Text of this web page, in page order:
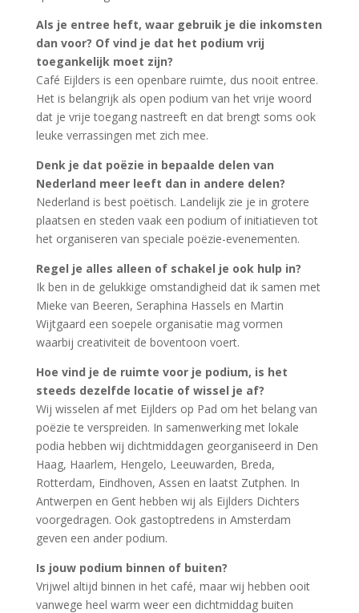
Als je entree heft, waar gebruik je die inkomsten
dan voor? Of vind je dat het podium vrij
toegankelijk moet zijn?
Café Eijlders is een openbare ruimte, dus nooit entree.
Het is belangrijk als open podium van het vrije woord
dat je vrije toegang nastreeft en dat brengt soms ook
leuke verrassingen met zich mee.
Denk je dat poëzie in bepaalde delen van
Nederland meer leeft dan in andere delen?
Nederland is best poëtisch. Landelijk zie je in grotere
plaatsen en steden vaak een podium of initiatieven tot
het organiseren van speciale poëzie-evenementen.
Regel je alles alleen of schakel je ook hulp in?
Ik ben in de gelukkige omstandigheid dat ik samen met
Mieke van Beeren, Seraphina Hassels en Martin
Wijtgaard een soepele organisatie mag vormen
waarbij creativiteit de boventoon voert.
Hoe vind je de ruimte voor je podium, is het
steeds dezelfde locatie of wissel je af?
Wij wisselen af met Eijlders op Pad om het belang van
poëzie te verspreiden. In samenwerking met lokale
podia hebben wij dichtmiddagen georganiseerd in Den
Haag, Haarlem, Hengelo, Leeuwarden, Breda,
Rotterdam, Eindhoven, Assen en laatst Zutphen. In
Antwerpen en Gent hebben wij als Eijlders Dichters
voorgedragen. Ook gastoptredens in Amsterdam
geven een ander podium.
Is jouw podium binnen of buiten?
Vrijwel altijd binnen in het café, maar wij hebben ooit
vanwege heel warm weer een dichtmiddag buiten